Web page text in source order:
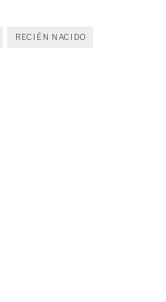
RECIÉN NACIDO